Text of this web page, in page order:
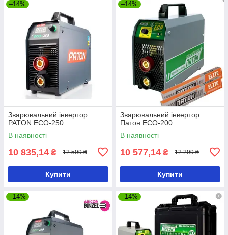
–14%
Зварювальний інвертор
PATON ECO-250
В наявності
10 835,14 ₴ 12 599 ₴
Купити
–14%
Зварювальний інвертор
Патон ECO-200
В наявності
10 577,14 ₴ 12 299 ₴
Купити
–14% –14%